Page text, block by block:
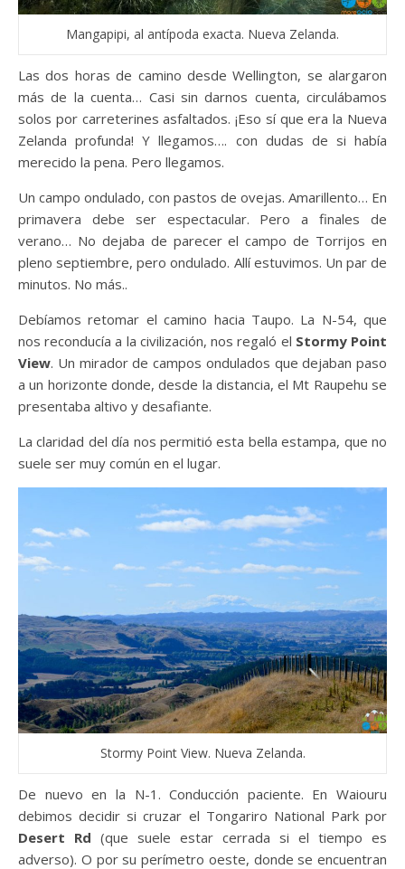
Mangapipi, al antípoda exacta. Nueva Zelanda.
Las dos horas de camino desde Wellington, se alargaron
más de la cuenta… Casi sin darnos cuenta, circulábamos
solos por carreterines asfaltados. ¡Eso sí que era la Nueva
Zelanda profunda! Y llegamos…. con dudas de si había
merecido la pena. Pero llegamos.
Un campo ondulado, con pastos de ovejas. Amarillento… En
primavera debe ser espectacular. Pero a finales de
verano… No dejaba de parecer el campo de Torrijos en
pleno septiembre, pero ondulado. Allí estuvimos. Un par de
minutos. No más..
Debíamos retomar el camino hacia Taupo. La N-54, que
nos reconducía a la civilización, nos regaló el Stormy Point
View. Un mirador de campos ondulados que dejaban paso
a un horizonte donde, desde la distancia, el Mt Raupehu se
presentaba altivo y desafiante.
La claridad del día nos permitió esta bella estampa, que no
suele ser muy común en el lugar.
Stormy Point View. Nueva Zelanda.
De nuevo en la N-1. Conducción paciente. En Waiouru
debimos decidir si cruzar el Tongariro National Park por
Desert Rd (que suele estar cerrada si el tiempo es
adverso). O por su perímetro oeste, donde se encuentran